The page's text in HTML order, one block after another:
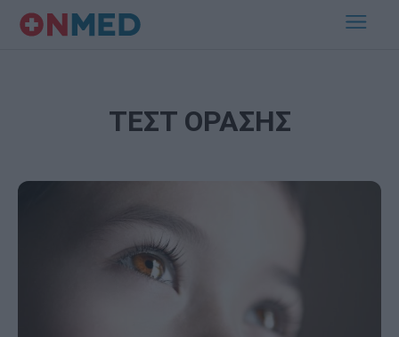
ΤΕΣΤ ΟΡΑΣΗΣ